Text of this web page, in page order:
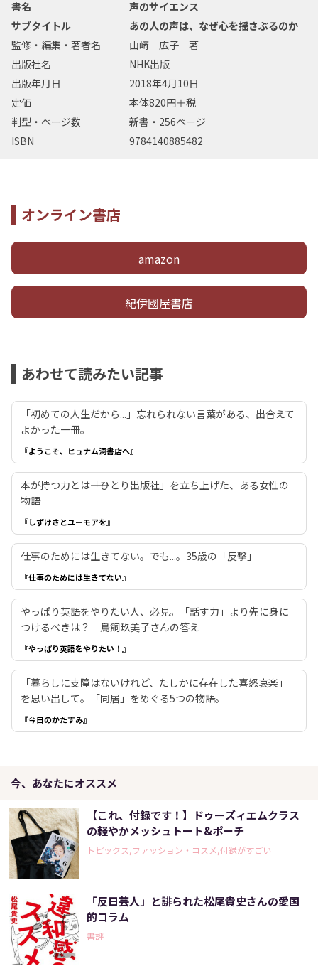
書名
声のサイエンス
サブタイトル
あの人の声は、なぜ心を揺さぶるのか
監修・編集・著者名
山﨑 広子 著
出版社名
NHK出版
出版年月日
2018年4月10日
定価
本体820円＋税
判型・ページ数
新書・256ページ
ISBN
9784140885482
オンライン書店
amazon
紀伊國屋書店
あわせて読みたい記事
「初めての人生だから...」忘れられない言葉がある、出合えて
よかった一冊。
『ようこそ、ヒュナム洞書店へ』
本が持つ力とは――「ひとり出版社」を立ち上げた、ある女性の
物語
『しずけさとユーモアを』
仕事のためには生きてない。でも...。35歳の「反撃」
『仕事のためには生きてない』
やっぱり英語をやりたい人、必見。「話す力」より先に身に
つけるべきは？ 鳥飼玖美子さんの答え
『やっぱり英語をやりたい！』
「暮らしに支障はないけれど、たしかに存在した喜怒哀楽」
を思い出して。「同居」をめぐる5つの物語。
『今日のかたすみ』
今、あなたにオススメ
【これ、付録です！】ドゥーズィエムクラス
の軽やかメッシュトート&ポーチ
トピックス,ファッション・コスメ,付録がすごい
「反日芸人」と誹られた松尾貴史さんの愛国
的コラム
書評